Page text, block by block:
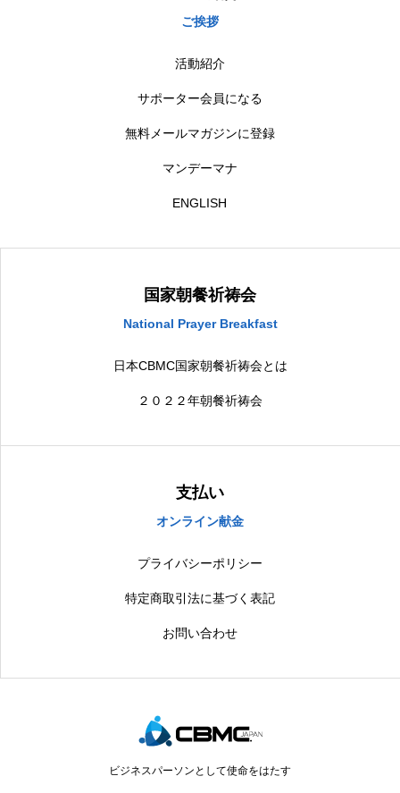
ご挨拶
活動紹介
サポーター会員になる
無料メールマガジンに登録
マンデーマナ
ENGLISH
国家朝餐祈祷会
National Prayer Breakfast
日本CBMC国家朝餐祈祷会とは
２０２２年朝餐祈祷会
支払い
オンライン献金
プライバシーポリシー
特定商取引法に基づく表記
お問い合わせ
ビジネスパーソンとして使命をはたす